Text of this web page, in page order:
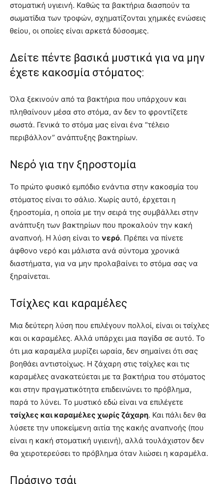
στοματική υγιεινή. Καθώς τα βακτήρια διασπούν τα
σωματίδια των τροφών, σχηματίζονται χημικές ενώσεις
θείου, οι οποίες είναι αρκετά δύσοσμες.
Δείτε πέντε βασικά μυστικά για να μην
έχετε κακοσμία στόματος:
Όλα ξεκινούν από τα βακτήρια που υπάρχουν και
πληθαίνουν μέσα στο στόμα, αν δεν το φροντίζετε
σωστά. Γενικά το στόμα μας είναι ένα “τέλειο
περιβάλλον” ανάπτυξης βακτηρίων.
Νερό για την ξηροστομία
Το πρώτο φυσικό εμπόδιο ενάντια στην κακοσμία του
στόματος είναι το σάλιο. Χωρίς αυτό, έρχεται η
ξηροστομία, η οποία με την σειρά της συμβάλλει στην
ανάπτυξη των βακτηρίων που προκαλούν την κακή
αναπνοή. Η λύση είναι το νερό. Πρέπει να πίνετε
άφθονο νερό και μάλιστα ανά σύντομα χρονικά
διαστήματα, για να μην προλαβαίνει το στόμα σας να
ξηραίνεται.
Τσίχλες και καραμέλες
Μια δεύτερη λύση που επιλέγουν πολλοί, είναι οι τσίχλες
και οι καραμέλες. Αλλά υπάρχει μια παγίδα σε αυτό. Το
ότι μια καραμέλα μυρίζει ωραία, δεν σημαίνει ότι σας
βοηθάει αντιστοίχως. Η ζάχαρη στις τσίχλες και τις
καραμέλες ανακατεύεται με τα βακτήρια του στόματος
και στην πραγματικότητα επιδεινώνει το πρόβλημα,
παρά το λύνει. Το μυστικό εδώ είναι να επιλέγετε
τσίχλες και καραμέλες χωρίς ζάχαρη. Και πάλι δεν θα
λύσετε την υποκείμενη αιτία της κακής αναπνοής (που
είναι η κακή στοματική υγιεινή), αλλά τουλάχιστον δεν
θα χειροτερεύσει το πρόβλημα όταν λιώσει η καραμέλα.
Πράσινο τσάι